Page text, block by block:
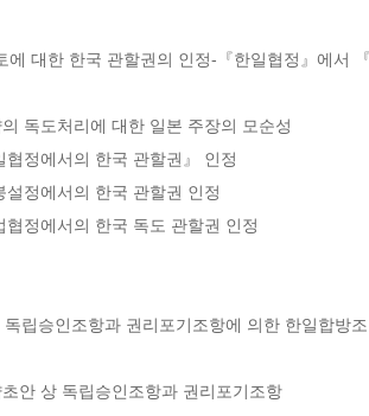
에 대한 한국 관할권의 인정-『한일협정』에서
독도처리에 대한 일본 주장의 모순성
협정에서의 한국 관할권』 인정
설정에서의 한국 관할권 인정
협정에서의 한국 독도 관할권 인정
립승인조항과 권리포기조항에 의한 한일합방
안 상 독립승인조항과 권리포기조항